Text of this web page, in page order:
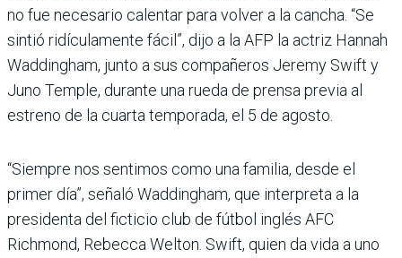
no fue necesario calentar para volver a la cancha. “Se
sintió ridículamente fácil”, dijo a la AFP la actriz Hannah
Waddingham, junto a sus compañeros Jeremy Swift y
Juno Temple, durante una rueda de prensa previa al
estreno de la cuarta temporada, el 5 de agosto.
“Siempre nos sentimos como una familia, desde el
primer día”, señaló Waddingham, que interpreta a la
presidenta del ficticio club de fútbol inglés AFC
Richmond, Rebecca Welton. Swift, quien da vida a uno